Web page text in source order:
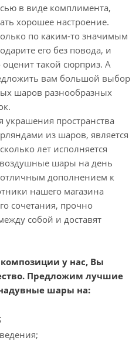
в виде комплимента,
хорошее настроение.
по каким-то значимым
его без повода, и
оценит такой сюрприз. А
вам большой выбор
шаров разнообразных
украшения пространства
из шаров, является
лет исполняется
шары на день
дополнением к
нашего магазина
сочетания, прочно
собой и доставят
у нас, Вы
Предложим лучшие
шары на: